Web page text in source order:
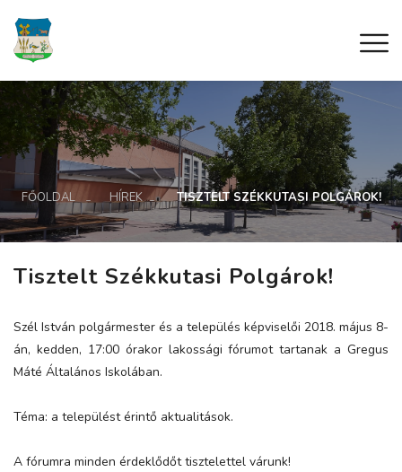
FŐOLDAL HÍREK TISZTELT SZÉKKUTASI POLGÁROK!
Tisztelt Székkutasi Polgárok!
Szél István polgármester és a település képviselői 2018. május 8-
án, kedden, 17:00 órakor lakossági fórumot tartanak a Gregus
Máté Általános Iskolában.
Téma: a települést érintő aktualitások.
A fórumra minden érdeklődőt tisztelettel várunk!